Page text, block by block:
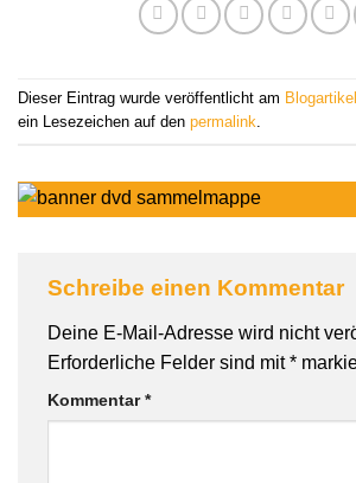
Dieser Eintrag wurde veröffentlicht am Blogartikel
ein Lesezeichen auf den permalink.
Schreibe einen Kommentar
Deine E-Mail-Adresse wird nicht
Erforderliche Felder sind mit*
Kommentar*